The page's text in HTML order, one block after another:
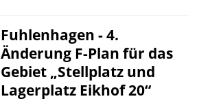
Fuhlenhagen - 4.
Änderung F-Plan für das
Gebiet „Stellplatz und
Lagerplatz Eikhof 20“